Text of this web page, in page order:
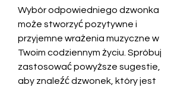
Wybór odpowiedniego dzwonka
może stworzyć pozytywne i
przyjemne wrażenia muzyczne w
Twoim codziennym życiu. Spróbuj
zastosować powyższe sugestie,
aby znaleźć dzwonek, który jest